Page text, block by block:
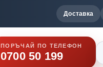
Доставка
ПОРЪЧАЙ ПО ТЕЛЕФОН
0700 50 199